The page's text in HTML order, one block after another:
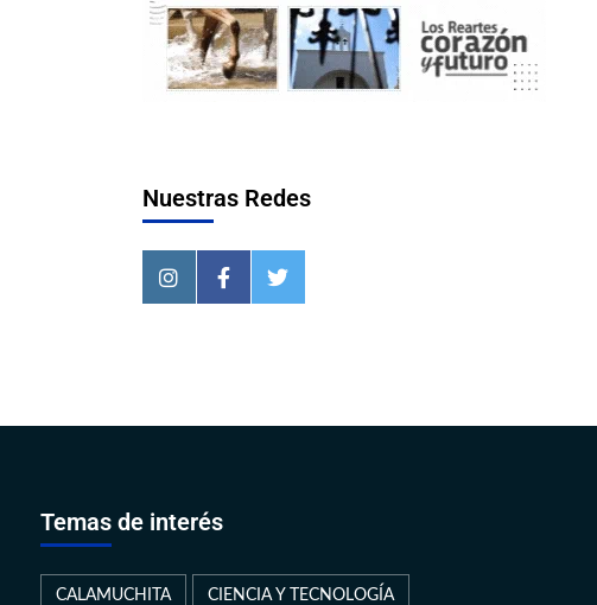
Nuestras Redes
Temas de interés
CALAMUCHITA CIENCIA Y TECNOLOGÍA